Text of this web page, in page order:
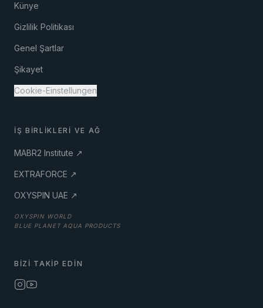
Künye
Gizlilik Politikası
Genel Şartlar
Şikayet
Cookie-Einstellungen
İŞ BIRLIKLERI VE AĞ
MABR2 Institute ↗
EXTRAFORCE ↗
OXYSPIN UAE ↗
OXYSPIN WORLD
BLUE PLANET AQUA PRODUCTS
BIZI TAKIP EDIN